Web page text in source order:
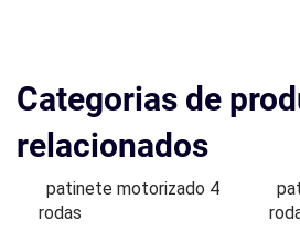
Categorias de
relacionados
patinete motorizado 4
rodas